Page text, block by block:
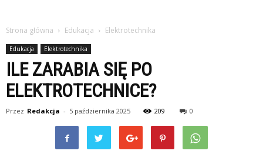
Strona główna Edukacja Elektrotechnika
Edukacja Elektrotechnika
ILE ZARABIA SIĘ PO
ELEKTROTECHNICE?
Przez Redakcja - 5 października 2025 209 0